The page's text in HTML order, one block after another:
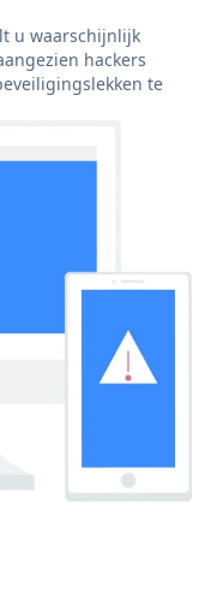
u waarschijnlijk
hackers
te